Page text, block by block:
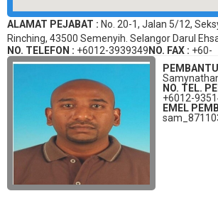
ALAMAT PEJABAT : No. 20-1, Jalan 5/12,
Rinching, 43500 Semenyih. Selangor Darul
NO. TELEFON : +6012-3939349 NO. FAX : +60-
NO. TEL.
+6012-
EMEL